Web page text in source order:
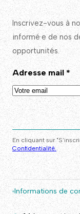
Inscrivez-vous à
informé·e de nos
opportunités.
Adresse mail *
En cliquant sur
Confidentialité.
Informations de